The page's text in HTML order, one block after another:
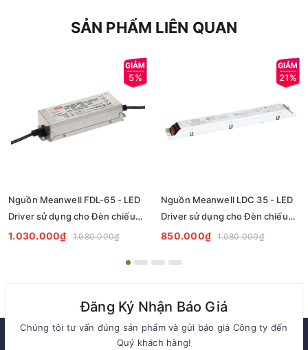
SẢN PHẨM LIÊN QUAN
5%
Nguồn Meanwell FDL-65 - LED
Driver sử dụng cho Đèn chiếu
sáng Flood, Decorative,
1.030.000₫ 1.080.000₫
21%
Nguồn Meanwell LDC 35 - LED
Driver sử dụng cho Đèn chiếu
sáng Panel, Indoor, Linear
850.000₫ 1.080.000₫
Đăng Ký Nhận Báo Giá
Chúng tôi tư vấn đúng sản phẩm và gửi báo giá Công ty đến
Quý khách hàng!